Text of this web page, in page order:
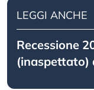
LEGGI ANCHE
Recessione
(inaspettato)